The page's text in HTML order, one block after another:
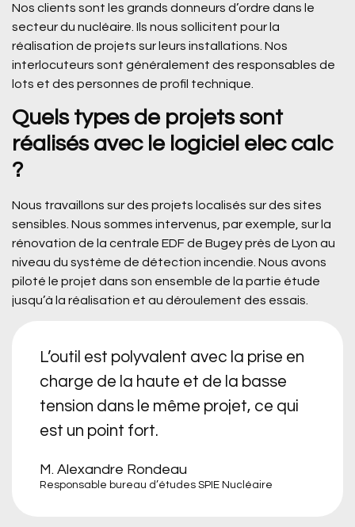
Nos clients sont les grands donneurs d’ordre dans le
secteur du nucléaire. Ils nous sollicitent pour la
réalisation de projets sur leurs installations. Nos
interlocuteurs sont généralement des responsables de
lots et des personnes de profil technique.
Quels types de projets sont
réalisés avec le logiciel elec calc
?
Nous travaillons sur des projets localisés sur des sites
sensibles. Nous sommes intervenus, par exemple, sur la
rénovation de la centrale EDF de Bugey près de Lyon au
niveau du système de détection incendie. Nous avons
piloté le projet dans son ensemble de la partie étude
jusqu’à la réalisation et au déroulement des essais.
L’outil est polyvalent avec la prise en
charge de la haute et de la basse
tension dans le même projet, ce qui
est un point fort.
M. Alexandre Rondeau
Responsable bureau d’études SPIE Nucléaire